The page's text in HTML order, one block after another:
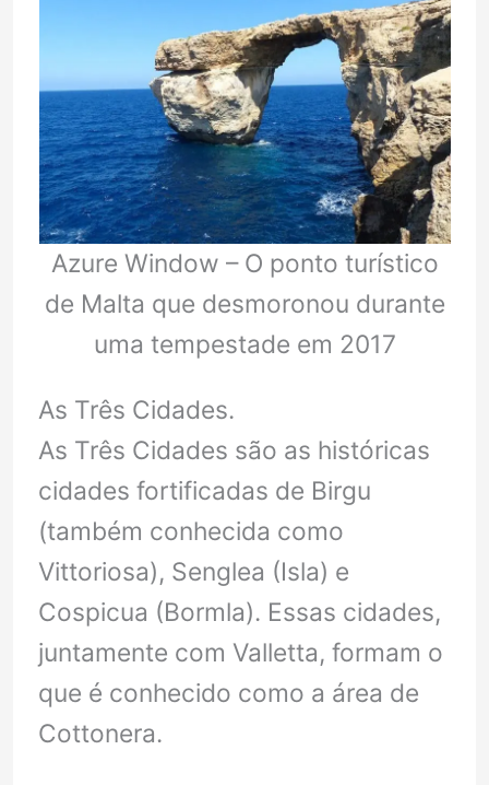
Azure Window – O ponto turístico
de Malta que desmoronou durante
uma tempestade em 2017
As Três Cidades.
As Três Cidades são as históricas
cidades fortificadas de Birgu
(também conhecida como
Vittoriosa), Senglea (Isla) e
Cospicua (Bormla). Essas cidades,
juntamente com Valletta, formam o
que é conhecido como a área de
Cottonera.